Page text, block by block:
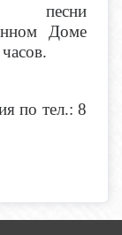
песни
Доме
по тел.: 8